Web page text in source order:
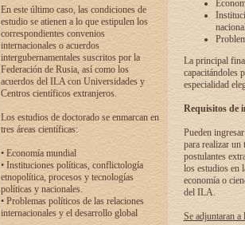
En este último caso, las condiciones de
estudio se atienen a lo que estipulen los
correspondientes convenios
internacionales o acuerdos
intergubernamentales suscritos por la
Federación de Rusia, así como los
acuerdos del ILA con Universidades y
Centros científicos extranjeros.
Los estudios de doctorado se enmarcan en
tres áreas científicas:
• Economía mundial
• Instituciones políticas, conflictología
etnopolítica, procesos y tecnologías
políticas y nacionales.
• Problemas políticos de las relaciones
internacionales y el desarrollo global
La principal
capacitándoles
especialidad
Requisitos de
Pueden
para realizar un
postulantes
los estudios en
economía o
del ILA.
Se adjuntaran a